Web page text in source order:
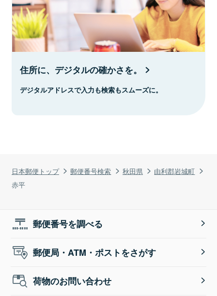
日本郵便トップ 郵便番号検索 秋田県
由利郡岩城町
赤平
住所に、デジタルの確かさを。
デジタルアドレスで入力も検索もスムーズに。
郵便番号を調べる
郵便局・ATM・ポストをさがす
荷物のお問い合わせ